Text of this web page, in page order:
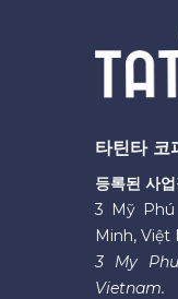
타틴타 코
등록된 사
3 Mỹ Phú
Minh, Việt
3 My
Vietnam.